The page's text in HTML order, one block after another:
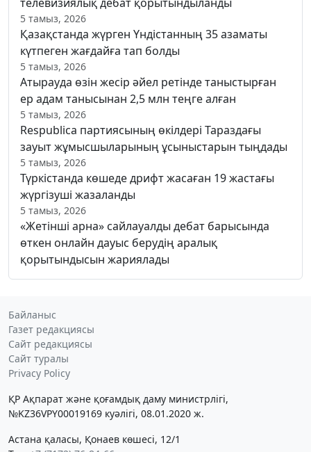
5 тамыз, 2026
Қазақстанда жүрген Үндістанның 35 азаматы
күтпеген жағдайға тап болды
5 тамыз, 2026
Атырауда өзін жесір әйел ретінде таныстырған
ер адам танысынан 2,5 млн теңге алған
5 тамыз, 2026
Respublica партиясының өкілдері Тараздағы
зауыт жұмысшыларының ұсыныстарын тыңдады
5 тамыз, 2026
Түркістанда көшеде дрифт жасаған 19 жастағы
жүргізуші жазаланды
5 тамыз, 2026
«Жетінші арна» сайлауалды дебат барысында
өткен онлайн дауыс берудің аралық
қорытындысын жариялады
Байланыс
Газет редакциясы
Сайт редакциясы
Сайт туралы
Privacy Policy
ҚР Ақпарат және қоғамдық даму министрлігі,
№KZ36VPY00019169 куәлігі, 08.01.2020 ж.
Астана қаласы, Қонаев көшесі, 12/1